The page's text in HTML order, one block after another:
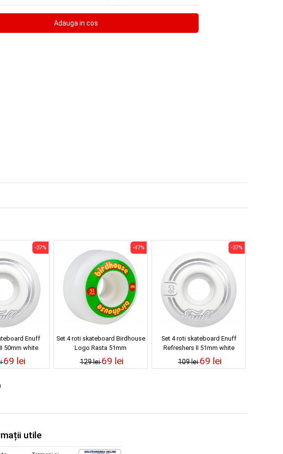
Enuff
50mm white
-37%
69 lei
Set 4 roti skateboard Birdhouse
Logo Rasta 51mm
129 lei
-47%
69 lei
Set 4 roti skateboard Enuff
Refreshers II 51mm white
109 lei
-37%
69 lei
utile